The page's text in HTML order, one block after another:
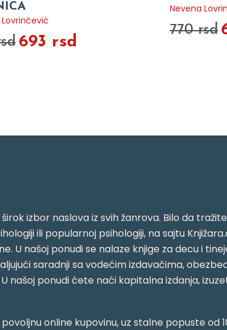
693 rsd
Nevena
770 rsd
izbor naslova iz svih žanrova. Bilo da
ili popularnoj psihologiji, na sajtu
U našoj ponudi se nalaze knjige za decu i
saradnji sa vodećim izdavačima,
našoj ponudi ćete naći kapitalna izdanja,
online kupovinu, uz stalne popuste od